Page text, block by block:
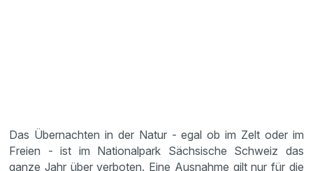
Das Übernachten in der Natur - egal ob im Zelt oder im
Freien - ist im Nationalpark Sächsische Schweiz das
ganze Jahr über verboten. Eine Ausnahme gilt nur für die